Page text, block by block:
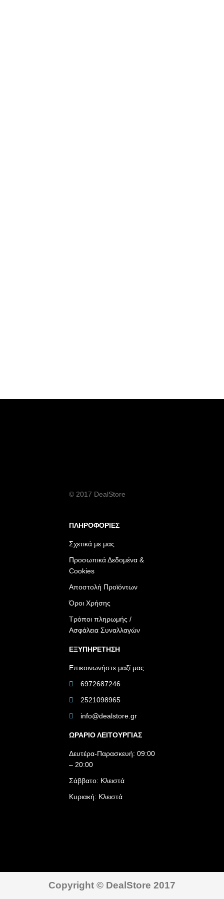
© 2017 DealStore
ΠΛΗΡΟΦΟΡΙΕΣ
Σχετικά με μας
Προσωπικά Δεδομένα &
Cookies
Αποστολή Προϊόντων
Όροι Χρήσης
Τρόποι πληρωμής /
Ασφάλεια Συναλλαγών
ΕΞΥΠΗΡΕΤΗΣΗ
Επικοινωνήστε μαζί μας
6972687246
2521098965
info@dealstore.gr
ΩΡΑΡΙΟ ΛΕΙΤΟΥΡΓΙΑΣ​
Δευτέρα-Παρασκευή: 09:00
– 20:00
Σάββατο: Κλειστά
Κυριακή: Κλειστά
Copyright © DealStore 2017